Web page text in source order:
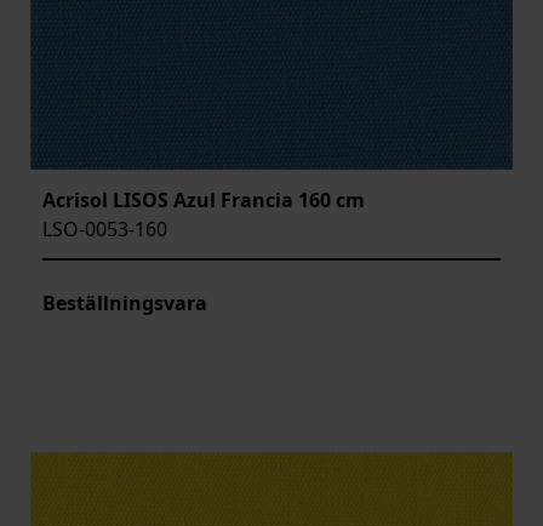
Acrisol LISOS Azul Francia 160 cm
LSO-0053-160
Beställningsvara